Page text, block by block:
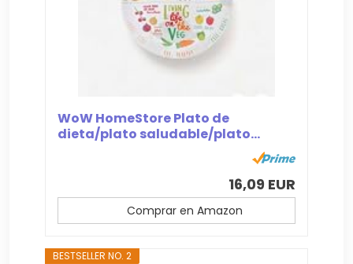
WoW HomeStore Plato de
dieta/plato saludable/plato...
16,09 EUR
Comprar en Amazon
BESTSELLER NO. 2